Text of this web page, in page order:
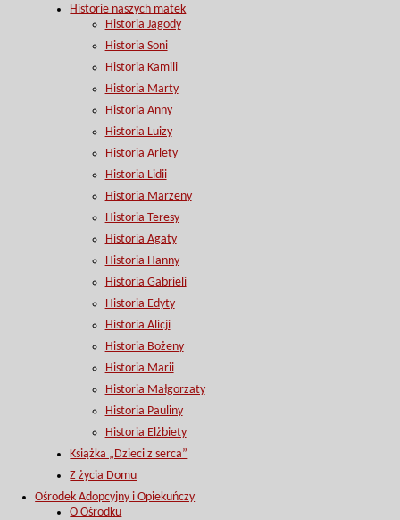
Historie naszych matek
Historia Jagody
Historia Soni
Historia Kamili
Historia Marty
Historia Anny
Historia Luizy
Historia Arlety
Historia Lidii
Historia Marzeny
Historia Teresy
Historia Agaty
Historia Hanny
Historia Gabrieli
Historia Edyty
Historia Alicji
Historia Bożeny
Historia Marii
Historia Małgorzaty
Historia Pauliny
Historia Elżbiety
Książka „Dzieci z serca”
Z życia Domu
Ośrodek Adopcyjny i Opiekuńczy
O Ośrodku